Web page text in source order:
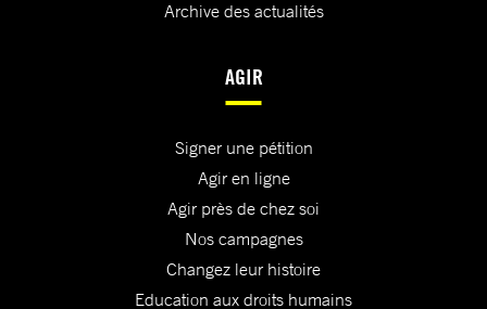
Archive des actualités
AGIR
Signer une pétition
Agir en ligne
Agir près de chez soi
Nos campagnes
Changez leur histoire
Education aux droits humains